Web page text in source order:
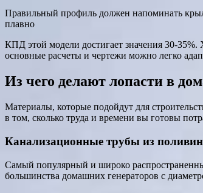
Правильный профиль должен напоминать
плавно
КПД этой модели достигает значения 30-
основные расчеты и чертежи можно легко
Из чего делают лопасти в
Материалы, которые подойдут для
в том, сколько труда и времени вы готовы
Канализационные трубы из
Самый популярный и широко
большинства домашних генераторов с